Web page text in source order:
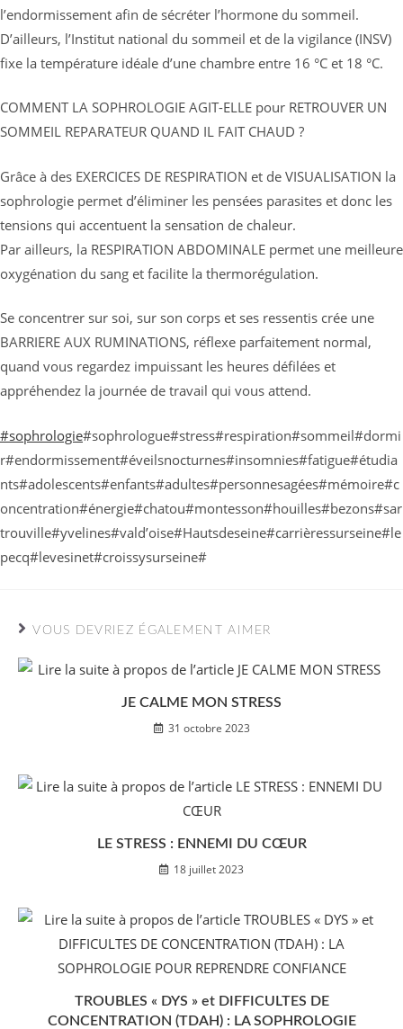
l’endormissement afin de sécréter l’hormone du sommeil.
D’ailleurs, l’Institut national du sommeil et de la vigilance (INSV)
fixe la température idéale d’une chambre entre 16 °C et 18 °C.
COMMENT LA SOPHROLOGIE AGIT-ELLE pour RETROUVER UN
SOMMEIL REPARATEUR QUAND IL FAIT CHAUD ?
Grâce à des EXERCICES DE RESPIRATION et de VISUALISATION la
sophrologie permet d’éliminer les pensées parasites et donc les
tensions qui accentuent la sensation de chaleur.
Par ailleurs, la RESPIRATION ABDOMINALE permet une meilleure
oxygénation du sang et facilite la thermorégulation.
Se concentrer sur soi, sur son corps et ses ressentis crée une
BARRIERE AUX RUMINATIONS, réflexe parfaitement normal,
quand vous regardez impuissant les heures défilées et
appréhendez la journée de travail qui vous attend.
#sophrologie#sophrologue#stress#respiration#sommeil#dormi
r#endormissement#éveilsnocturnes#insomnies#fatigue#étudia
nts#adolescents#enfants#adultes#personnesagées#mémoire#c
oncentration#énergie#chatou#montesson#houilles#bezons#sar
trouville#yvelines#vald’oise#Hautsdeseine#carrièressurseine#le
pecq#levesinet#croissysurseine#
VOUS DEVRIEZ ÉGALEMENT AIMER
JE CALME MON STRESS
31 octobre 2023
LE STRESS : ENNEMI DU CŒUR
18 juillet 2023
TROUBLES « DYS » et DIFFICULTES DE
CONCENTRATION (TDAH) : LA SOPHROLOGIE